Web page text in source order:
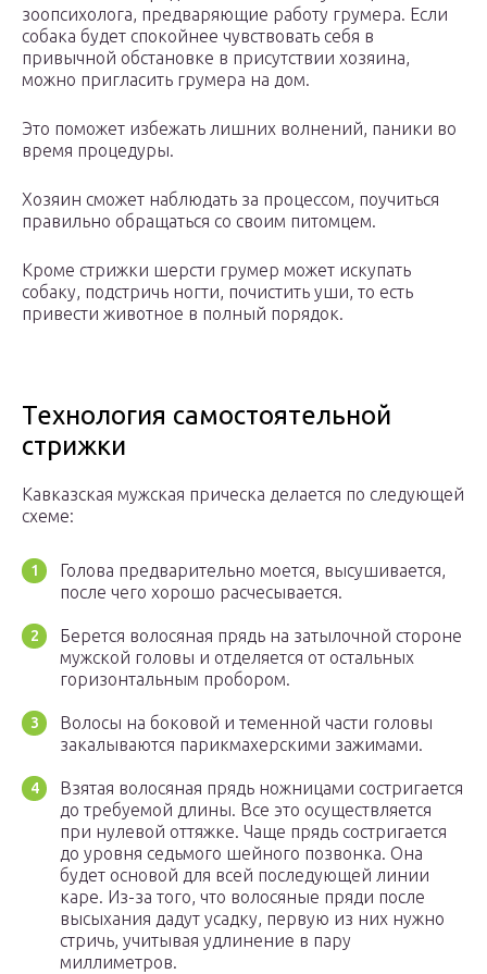
зоопсихолога, предваряющие работу грумера. Если
собака будет спокойнее чувствовать себя в
привычной обстановке в присутствии хозяина,
можно пригласить грумера на дом.
Это поможет избежать лишних волнений, паники во
время процедуры.
Хозяин сможет наблюдать за процессом, поучиться
правильно обращаться со своим питомцем.
Кроме стрижки шерсти грумер может искупать
собаку, подстричь ногти, почистить уши, то есть
привести животное в полный порядок.
Технология самостоятельной
стрижки
Кавказская мужская прическа делается по следующей
схеме:
Голова предварительно моется, высушивается,
после чего хорошо расчесывается.
Берется волосяная прядь на затылочной стороне
мужской головы и отделяется от остальных
горизонтальным пробором.
Волосы на боковой и теменной части головы
закалываются парикмахерскими зажимами.
Взятая волосяная прядь ножницами состригается
до требуемой длины. Все это осуществляется
при нулевой оттяжке. Чаще прядь состригается
до уровня седьмого шейного позвонка. Она
будет основой для всей последующей линии
каре. Из-за того, что волосяные пряди после
высыхания дадут усадку, первую из них нужно
стричь, учитывая удлинение в пару
миллиметров.